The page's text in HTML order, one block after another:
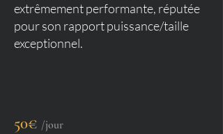
extrêmement performante, réputée
pour son rapport puissance/taille
exceptionnel.
50€ /jour